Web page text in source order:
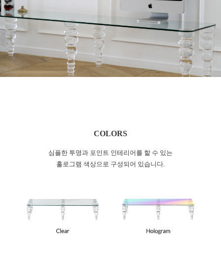
COLORS
심플한 투명과 포인트 인테리어를 할 수 있는
홀로그램 색상으로 구성되어 있습니다.